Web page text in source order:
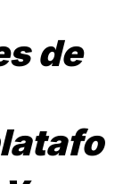
de